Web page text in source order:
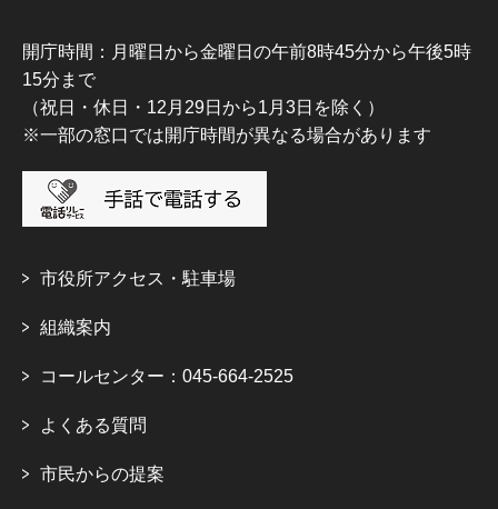
開庁時間：月曜日から金曜日の午前8時45分から午後5時
15分まで
（祝日・休日・12月29日から1月3日を除く）
※一部の窓口では開庁時間が異なる場合があります
市役所アクセス・駐車場
組織案内
コールセンター：045-664-2525
よくある質問
市民からの提案